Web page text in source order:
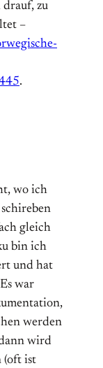
drauf, zu
–
.
wo ich
gleich
bin ich
und hat
war
werden
wird
(oft ist